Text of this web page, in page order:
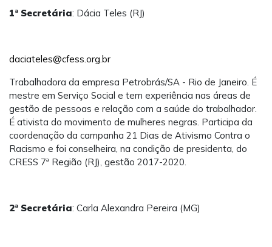
1ª Secretária: Dácia Teles (RJ)
daciateles@cfess.org.br
Trabalhadora da empresa Petrobrás/SA - Rio de Janeiro. É
mestre em Serviço Social e tem experiência nas áreas de
gestão de pessoas e relação com a saúde do trabalhador.
É ativista do movimento de mulheres negras. Participa da
coordenação da campanha 21 Dias de Ativismo Contra o
Racismo e foi conselheira, na condição de presidenta, do
CRESS 7ª Região (RJ), gestão 2017-2020.
2ª Secretária: Carla Alexandra Pereira (MG)